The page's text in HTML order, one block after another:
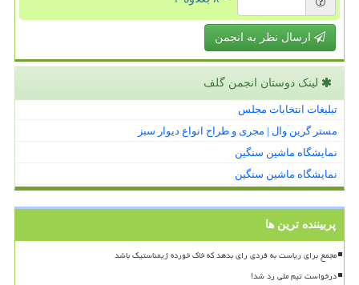
ارسال نظر به انجمن
لینک دوستان انجمن گلف
تبلیغات انتخابات مجلس
مستر گرین وال | مجری و طراح انواع دیوار سبز
نمایشگاه ماشین سنگین
نمایشگاه ماشین سنگین
پربیننده ترین ها
مجمع برای ریاست به فردی رای بدهد که خاک خورده ژیمناستیک باشد
درخواست تیم ملی رد شد!